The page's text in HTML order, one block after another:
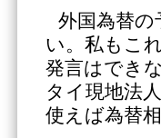
外国為替
い。私もこ
発言はでき
タイ現地法
使えば為替